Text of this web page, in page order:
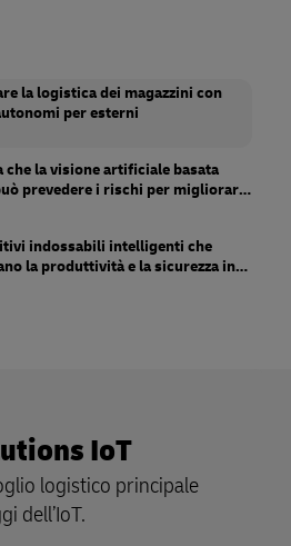
la logistica dei magazzini con
per esterni
che la visione artificiale basata
prevedere i rischi per migliorare
indossabili intelligenti che
la produttività e la sicurezza in
IoT
logistico principale
dell’IoT.